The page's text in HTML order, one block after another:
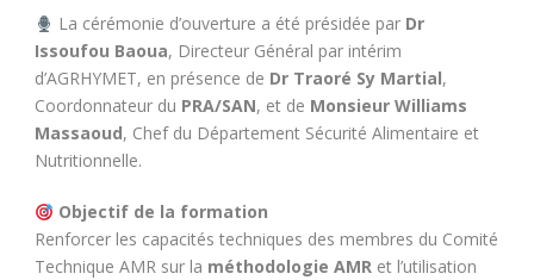
La cérémonie d’ouverture a été présidée par Dr
Issoufou Baoua, Directeur Général par intérim
d’AGRHYMET, en présence de Dr Traoré Sy Martial,
Coordonnateur du PRA/SAN, et de Monsieur Williams
Massaoud, Chef du Département Sécurité Alimentaire et
Nutritionnelle.
Objectif de la formation
Renforcer les capacités techniques des membres du Comité
Technique AMR sur la méthodologie AMR et l’utilisation